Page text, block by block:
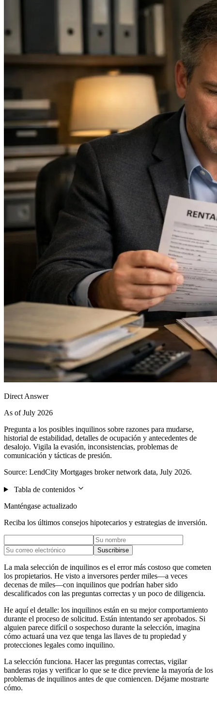
Direct Answer
As of July 2026
Pregunta a los posibles inquilinos sobre razones para mudarse,
historial de estabilidad, detalles de ocupación y antecedentes de
desalojo. Vigila la evasión, inconsistencias, problemas de
comunicación y tácticas de presión.
Source: LendCity Mortgages broker network data, July 2026.
Tabla de contenidos
Manténgase actualizado
Reciba los últimos consejos hipotecarios y estrategias de inversión.
Suscribirse
La mala selección de inquilinos es el error más costoso que cometen
los propietarios. He visto a inversores perder miles—a veces
decenas de miles—con inquilinos que podrían haber sido
descalificados con las preguntas correctas y un poco de diligencia.
He aquí el detalle: los inquilinos están en su mejor comportamiento
durante el proceso de solicitud. Están intentando ser aprobados. Si
alguien parece difícil o sospechoso durante la selección, imagina
cómo actuará una vez que tenga las llaves de tu propiedad y
protecciones legales como inquilino.
La selección funciona. Hacer las preguntas correctas, vigilar
banderas rojas y verificar lo que se te dice previene la mayoría de los
problemas de inquilinos antes de que comiencen. Déjame mostrarte
cómo.